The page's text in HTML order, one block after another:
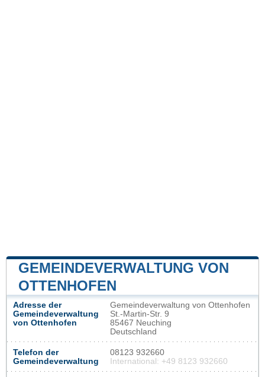
GEMEINDEVERWALTUNG VON
OTTENHOFEN
Adresse der
Gemeindeverwaltung
von Ottenhofen
Gemeindeverwaltung von Ottenhofen
St.-Martin-Str. 9
85467 Neuching
Deutschland
Telefon der
Gemeindeverwaltung
08123 932660
International: +49 8123 932660